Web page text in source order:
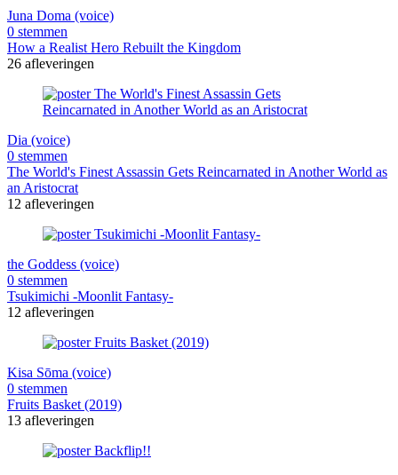
Juna Doma (voice)
0 stemmen
How a Realist Hero Rebuilt the Kingdom
26 afleveringen
Dia (voice)
0 stemmen
The World's Finest Assassin Gets Reincarnated in Another World as
an Aristocrat
12 afleveringen
the Goddess (voice)
0 stemmen
Tsukimichi -Moonlit Fantasy-
12 afleveringen
Kisa Sōma (voice)
0 stemmen
Fruits Basket (2019)
13 afleveringen